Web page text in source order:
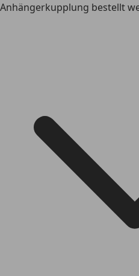
Anhängerkupplung bestellt